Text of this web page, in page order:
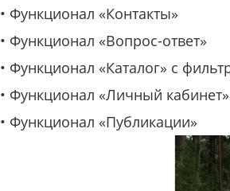
• Функционал «Контакты»
• Функционал «Вопрос-ответ»
• Функционал «Каталог» с
• Функционал «Личный
• Функционал «Публикации»